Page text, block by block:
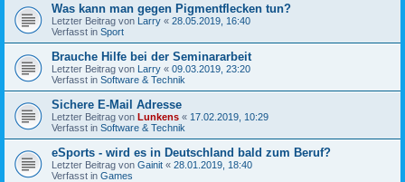
Was kann man gegen Pigmentflecken tun?
Letzter Beitrag von Larry « 28.05.2019, 16:40
Verfasst in Sport
Brauche Hilfe bei der Seminararbeit
Letzter Beitrag von Larry « 09.03.2019, 23:20
Verfasst in Software & Technik
Sichere E-Mail Adresse
Letzter Beitrag von Lunkens « 17.02.2019, 10:29
Verfasst in Software & Technik
eSports - wird es in Deutschland bald zum Beruf?
Letzter Beitrag von Gainit « 28.01.2019, 18:40
Verfasst in Games